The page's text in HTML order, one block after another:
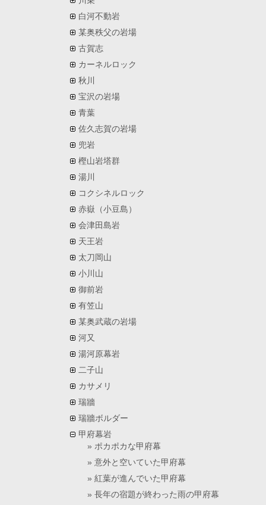
白河不動岩
某奥秩父の岩場
古賀志
カーネルロック
秋川
宝沢の岩場
青葉
佐久志賀の岩場
兜岩
樫山岩塔群
湯川
コクシネルロック
赤嶽（小豆島）
会津田島岩
天王岩
太刀岡山
小川山
御前岩
有笠山
某奥武蔵の岩場
河又
湯河原幕岩
二子山
カサメリ
瑞牆
瑞牆ボルダー
甲府幕岩
ポカポカな甲府幕
意外と空いていた甲府幕
紅葉が進んでいた甲府幕
長年の宿題が終わった雨の甲府幕